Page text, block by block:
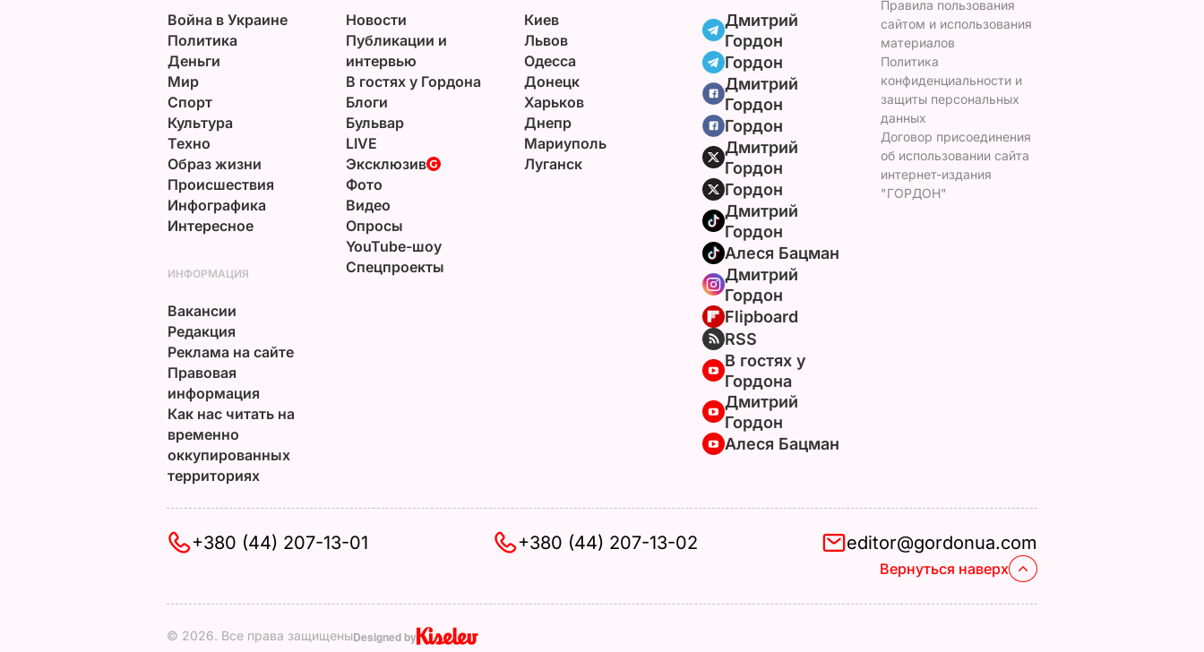
Война в Украине
Политика
Деньги
Мир
Спорт
Культура
Техно
Образ жизни
Происшествия
Инфографика
Интересное
Новости
Публикации и
интервью
В гостях у Гордона
Блоги
Бульвар
LIVE
Эксклюзив
Фото
Видео
Опросы
YouTube-шоу
Спецпроекты
Киев
Львов
Одесса
Донецк
Харьков
Днепр
Мариуполь
Луганск
Дмитрий
Гордон
Гордон
Дмитрий
Гордон
Гордон
Дмитрий
Гордон
Гордон
Дмитрий
Гордон
Алеся Бацман
Дмитрий
Гордон
Flipboard
RSS
В гостях у
Гордона
Дмитрий
Гордон
Алеся Бацман
ИНФОРМАЦИЯ
Вакансии
Редакция
Реклама на сайте
Правовая
информация
Как нас читать на
временно
оккупированных
территориях
Правила пользования
сайтом и использования
материалов
Политика
конфиденциальности и
защиты персональных
данных
Договор присоединения
об использовании сайта
интернет-издания
"ГОРДОН"
+380 (44) 207-13-01 +380 (44) 207-13-02 editor@gordonua.com
Вернуться наверх
© 2026. Все права защищеныDesigned by